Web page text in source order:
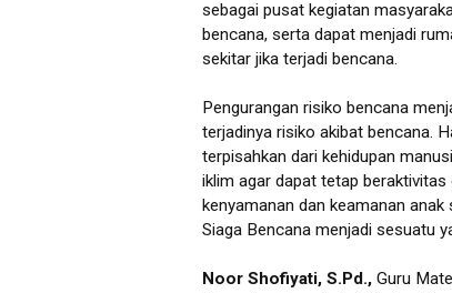
sebagai pusat kegiatan
bencana, serta dapat menjadi
sekitar jika terjadi bencana.
Pengurangan risiko bencana
terjadinya risiko akibat bencana.
terpisahkan dari kehidupan
iklim agar dapat tetap
kenyamanan dan keamanan
Siaga Bencana menjadi sesuatu
Noor Shofiyati, S.Pd., Guru